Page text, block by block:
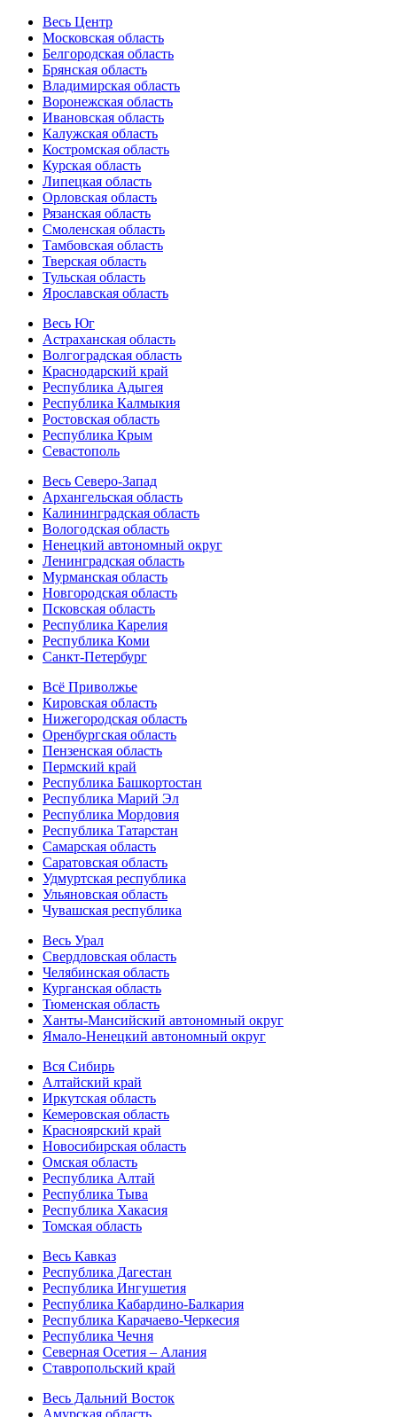
Весь Центр
Московская область
Белгородская область
Брянская область
Владимирская область
Воронежская область
Ивановская область
Калужская область
Костромская область
Курская область
Липецкая область
Орловская область
Рязанская область
Смоленская область
Тамбовская область
Тверская область
Тульская область
Ярославская область
Весь Юг
Астраханская область
Волгоградская область
Краснодарский край
Республика Адыгея
Республика Калмыкия
Ростовская область
Республика Крым
Севастополь
Весь Северо-Запад
Архангельская область
Калининградская область
Вологодская область
Ненецкий автономный округ
Ленинградская область
Мурманская область
Новгородская область
Псковская область
Республика Карелия
Республика Коми
Санкт-Петербург
Всё Приволжье
Кировская область
Нижегородская область
Оренбургская область
Пензенская область
Пермский край
Республика Башкортостан
Республика Марий Эл
Республика Мордовия
Республика Татарстан
Самарская область
Саратовская область
Удмуртская республика
Ульяновская область
Чувашская республика
Весь Урал
Свердловская область
Челябинская область
Курганская область
Тюменская область
Ханты-Мансийский автономный округ
Ямало-Ненецкий автономный округ
Вся Сибирь
Алтайский край
Иркутская область
Кемеровская область
Красноярский край
Новосибирская область
Омская область
Республика Алтай
Республика Тыва
Республика Хакасия
Томская область
Весь Кавказ
Республика Дагестан
Республика Ингушетия
Республика Кабардино-Балкария
Республика Карачаево-Черкесия
Республика Чечня
Северная Осетия – Алания
Ставропольский край
Весь Дальний Восток
Амурская область